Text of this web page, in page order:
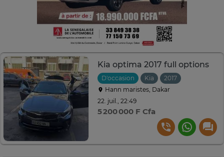
Kia optima 2017 full options
D'occasion Kia 2017
Hann maristes, Dakar
22. juil., 22:49
5 200 000 F Cfa